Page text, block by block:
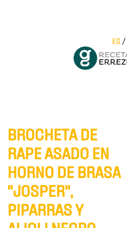
ES /
BROCHETA DE
RAPE ASADO EN
HORNO DE BRASA
"JOSPER",
PIPARRAS Y